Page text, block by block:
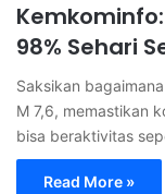
98% Sehari
Saksikan
M 7,6, memastikan
bisa beraktivitas
Read More »